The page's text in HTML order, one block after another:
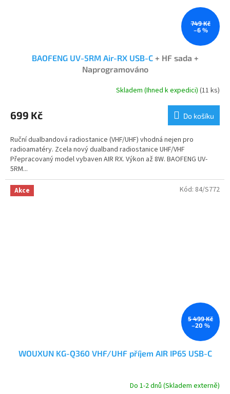
749 Kč
–6 %
BAOFENG UV-5RM Air-RX USB-C + HF sada +
Naprogramováno
produktu
je
z
5
hvězdiček.
Skladem (Ihned k expedici)(11 ks)
699 Kč Do košíku
Ruční dualbandová radiostanice (VHF/UHF) vhodná nejen pro
radioamatéry. Zcela nový dualband radiostanice UHF/VHF
Přepracovaný model vybaven AIR RX. Výkon až 8W. BAOFENG UV-
5RM...
Akce
5 499 Kč
–20 %
WOUXUN KG-Q360 VHF/UHF příjem AIR IP65 USB-C
Do 1-2 dnů (Skladem externě)
Kód: 84/S772